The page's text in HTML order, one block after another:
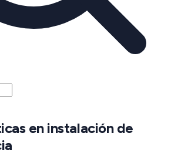
en instalación de